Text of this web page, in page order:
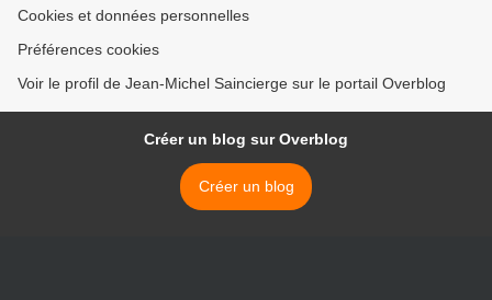
Cookies et données personnelles
Préférences cookies
Voir le profil de Jean-Michel Saincierge sur le portail Overblog
Créer un blog sur Overblog
Créer un blog